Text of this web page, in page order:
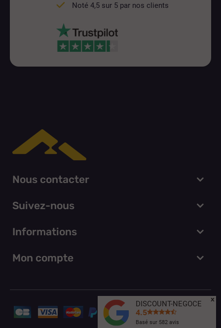
Noté 4,5 sur 5 par nos clients
Nous contacter
Suivez-nous
Informations
Mon compte
DISCOUNT-NEGOCE
4.5
Basé sur 582avis
x